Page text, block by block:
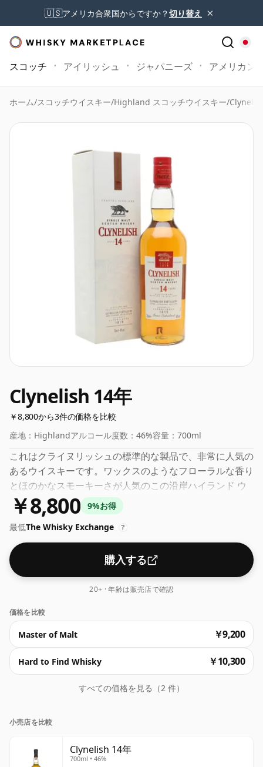
🇺🇸アメリカ合衆国からですか？切り替え ×
スコッチ アイリッシュ ジャパニーズ アメリカン
ホーム/スコッチウイスキー/Highland スコッチウイスキー/
Clynelish 14年
￥8,800から3件の価格を比較
産地： Highlandアルコール度数： 46%容量： 700ml
これはクライヌリッシュの標準的な製品で、非常に人気の
あるウイスキーです。ワックスのようなフローラルな香り
とほのかなスモーキーさが人気のこの沿岸ハイランド ウ
イスキーは、非常に飲みやすいアルコール度数 46% で
す。
￥8,800
9%お得
最低The Whisky Exchange ?
購入する
20+ · 年齢は販売店で確認
価格を比較
Master of Malt ￥9,200
Hard to Find Whisky ￥10,300
すべての価格を見る（2 件）
小売店を比較
Clynelish 14年
700ml • 46%